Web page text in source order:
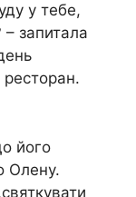
у тебе,
запитала
ресторан.
його
Олену.